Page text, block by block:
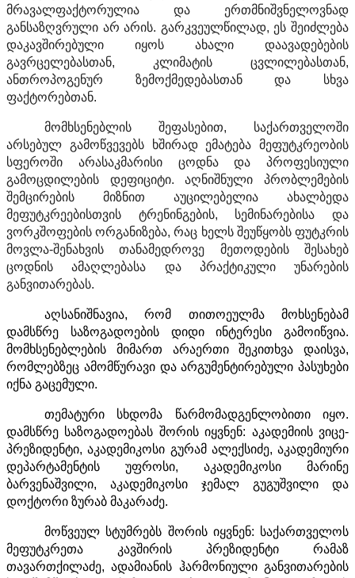
მრავალფაქტორულია
და
ერთმნიშვნელოვნად
განსაზღვრული არ არის. გარკვეულწილად, ეს შეიძლება
დაკავშირებული
იყოს ახალი
დაავადებების
გავრცელებასთან, კლიმატის ცვლილებასთან,
ანთროპოგენურ
ზემოქმედებასთან და
სხვა
ფაქტორებთან.
მომხსენებლის შეფასებით, საქართველოში
არსებულ გამოწვევებს ხშირად ემატება მეფუტკრეობის
სფეროში
არასაკმარისი ცოდნა და
პროფესიული
გამოცდილების
დეფიციტი.აღნიშნული
პრობლემების
შემცირების
მიზნით აუცილებელია
ახალბედა
მეფუტკრეებისთვის
ტრენინგების, სემინარებისა
და
ვორკშოფების ორგანიზება,რაც ხელს შეუწყობს ფუტკრის
მოვლა-შენახვის თანამედროვე მეთოდების
შესახებ
ცოდნის
ამაღლებასა და პრაქტიკული
უნარების
განვითარებას.
აღსანიშნავია, რომ თითოეულმა მოხსენებამ
დამსწრე საზოგადოების დიდი ინტერესი გამოიწვია.
მომხსენებლების მიმართ არაერთი შეკითხვა დაისვა,
რომლებზეც ამომწურავი და არგუმენტირებული პასუხები
იქნა გაცემული.
თემატური სხდომა წარმომადგენლობითი იყო.
დამსწრე საზოგადოებას შორის იყვნენ: აკადემიის ვიცე-
პრეზიდენტი, აკადემიკოსი გურამ ალექსიძე, აკადემიური
დეპარტამენტის უფროსი, აკადემიკოსი მარინე
ბარვენაშვილი, აკადემიკოსი ჯემალ გუგუშვილი და
დოქტორი ზურაბ მაკარაძე.
მოწვეულ სტუმრებს შორის იყვნენ: საქართველოს
მეფუტკრეთა კავშირის პრეზიდენტი რამაზ
თავართქილაძე, ადამიანის ჰარმონიული განვითარების